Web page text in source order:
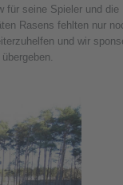
für seine Spieler und
Rasens fehlten nur
und wir